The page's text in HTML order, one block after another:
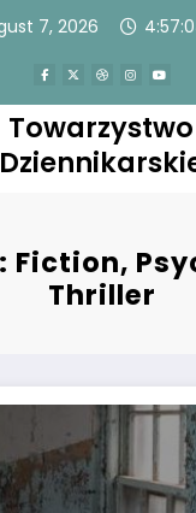
7, 2026
Towarzystwo
Fiction,
Thriller
autorstwa Patryka